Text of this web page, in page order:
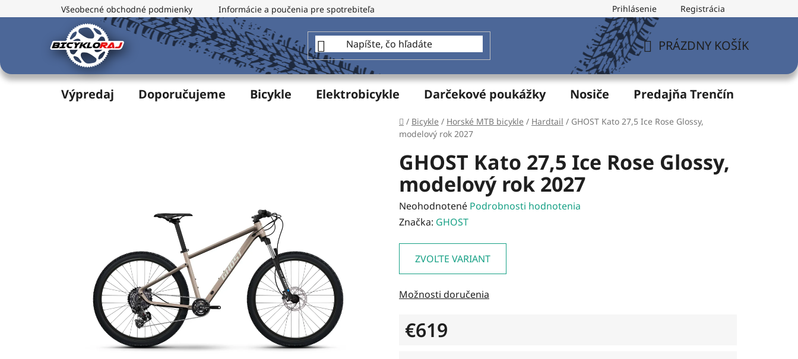
na
Všeobecné obchodné podmienky Informácie a poučenia pre spotrebiteľa Formulár na odstúpenie od zmluvy
Prihlásenie Registrácia
KOŠÍK
PRÁZDNY KOŠÍK
Výpredaj Doporučujeme Bicykle Elektrobicykle Darčekové poukážky Nosiče Predajňa Trenčín
Domov
/ Bicykle / Horské MTB bicykle / Hardtail / GHOST Kato 27,5 Ice Rose Glossy,
modelový rok 2027
GHOST Kato 27,5 Ice Rose Glossy,
modelový rok 2027
Priemerné
hodnotenie
5
Neohodnotené Podrobnosti hodnotenia
Značka: GHOST
ZVOĽTE VARIANT
Možnosti doručenia
€619